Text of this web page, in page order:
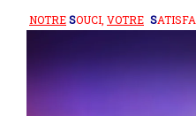
NOTRESOUCI, VOTRE S